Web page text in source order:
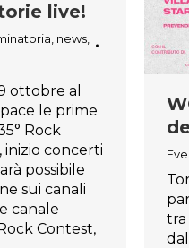
live!
news
ottobre al
le prime
Rock
inizio concerti
possibile
sui canali
canale
Contest,
tra